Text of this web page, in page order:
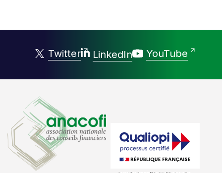
Twitter LinkedIn YouTube